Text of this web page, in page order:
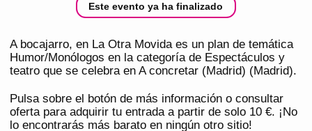
Este evento ya ha finalizado
A bocajarro, en La Otra Movida es un plan de temática
Humor/Monólogos en la categoría de Espectáculos y
teatro que se celebra en A concretar (Madrid) (Madrid).
Pulsa sobre el botón de más información o consultar
oferta para adquirir tu entrada a partir de solo 10 €. ¡No
lo encontrarás más barato en ningún otro sitio!